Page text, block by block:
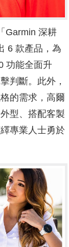
Garmin 深耕
6 款產品，為
功能全面升
判斷。此外，
的需求，高爾
型、搭配客製
專業人士勇於